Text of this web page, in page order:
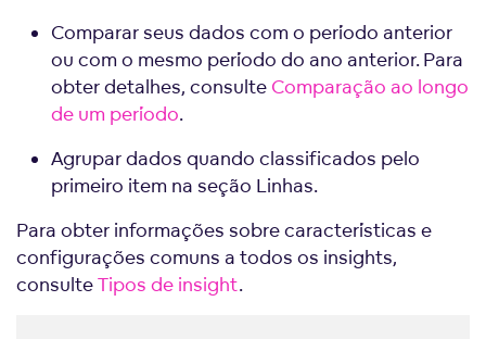
Comparar seus dados com o período anterior
ou com o mesmo período do ano anterior. Para
obter detalhes, consulte Comparação ao longo
de um período.
Agrupar dados quando classificados pelo
primeiro item na seção Linhas.
Para obter informações sobre características e
configurações comuns a todos os insights,
consulteTipos de insight.